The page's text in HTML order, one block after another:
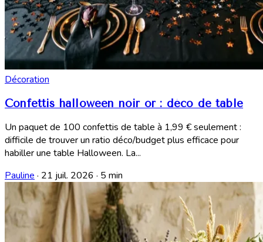
Décoration
Confettis halloween noir or : déco de table
Un paquet de 100 confettis de table à 1,99 € seulement :
difficile de trouver un ratio déco/budget plus efficace pour
habiller une table Halloween. La...
Pauline · 21 juil. 2026 · 5 min